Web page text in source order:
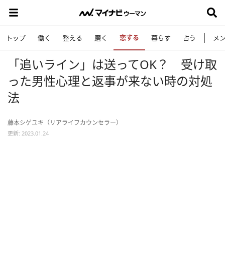
トップ 働く 整える 磨く 恋する 暮らす 占う メ
「追いライン」は送ってOK？ 受け取
った男性心理と返事が来ない時の対処
法
藤本シゲユキ（リアライフカウンセラー）
更新: 2023.01.24